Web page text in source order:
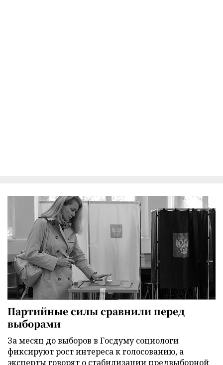
Партийные силы сравнили перед
выборами
За месяц до выборов в Госдуму социологи
фиксируют рост интереса к голосованию, а
эксперты говорят о стабилизации предвыборной